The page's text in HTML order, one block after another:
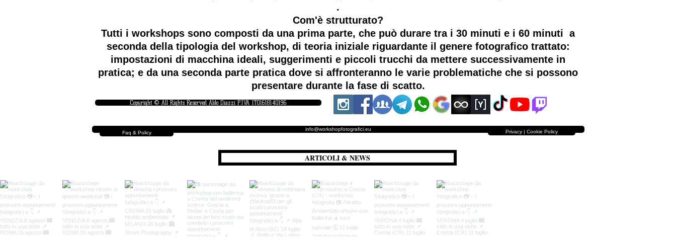
.
Com'è strutturato?
Tutti i workshops sono composti da una prima parte, che può durare tra i 30 minuti e i 60 minuti a
seconda della tipologia del workshop, di teoria iniziale riguardante il genere fotografico trattato:
impostazioni di macchina ideali, suggerimenti e piccoli trucchi da mettere successivamente in
pratica; e da una seconda parte pratica dove si affronteranno le varie problematiche che si possono
presentare durante la fase di scatto.
info@workshopfotografici.eu Privacy | Cookie Policy
Faq & Policy
Copyright © All Rights Reserved Aldo Diazzi P.IVA IT01618140196
ARTICOLI & NEWS